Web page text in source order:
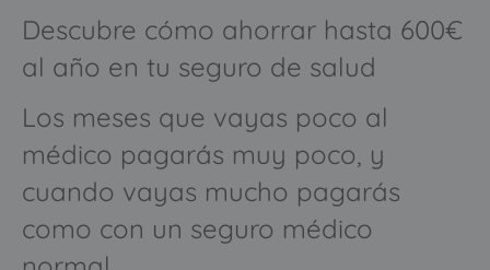
Descubre cómo ahorrar hasta 600€
al año en tu seguro de salud
Los meses que vayas poco al
médico pagarás muy poco, y
cuando vayas mucho pagarás
como con un seguro médico